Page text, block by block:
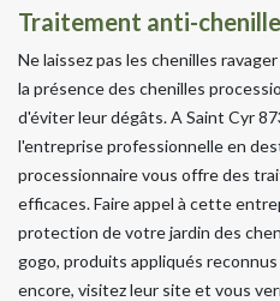
Traitement anti-
Ne laissez pas les chenilles
la présence des chenilles
d'éviter leur dégâts. A Saint Cyr
l'entreprise professionnelle en
processionnaire vous offre des
efficaces. Faire appel à cette
protection de votre jardin des
gogo, produits appliqués
encore, visitez leur site et vous